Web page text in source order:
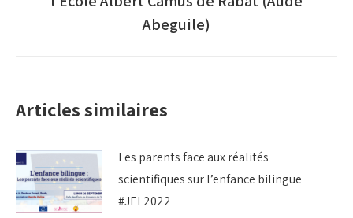
suivant
:
Abeguile)
Articles similaires
Les parents face aux réalités
scientifiques sur l’enfance bilingue
#JEL2022